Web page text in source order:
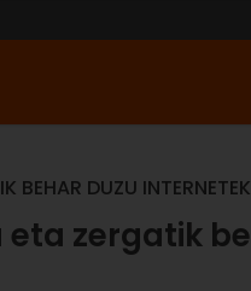
BEHAR DUZU
eta zergatik